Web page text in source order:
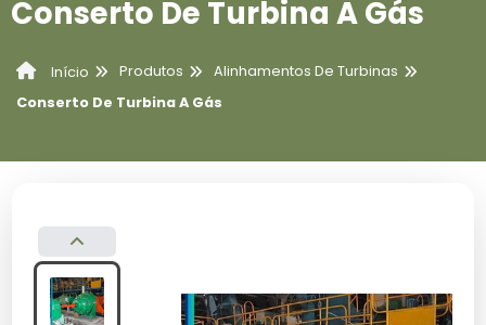
Conserto De Turbina A Gás
Início Produtos
Alinhamentos De Turbinas
Conserto De Turbina A Gás